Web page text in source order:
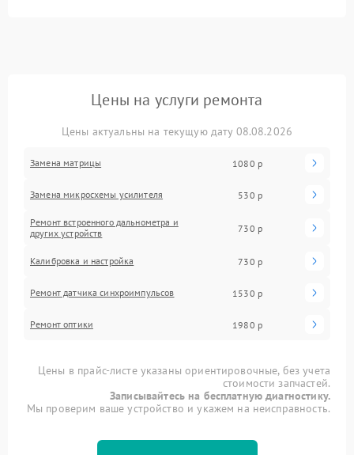
Цены на услуги ремонта
Цены актуальны на текущую дату 08.08.2026
Замена матрицы 1080 р
Замена микросхемы усилителя 530 р
Ремонт встроенного дальнометра и
других устройств
730 р
Калибровка и настройка 730 р
Ремонт датчика синхроимпульсов 1530 р
Ремонт оптики 1980 р
Цены в прайс-листе указаны ориентировочные, без учета
стоимости запчастей.
Записывайтесь на бесплатную диагностику.
Мы проверим ваше устройство и укажем на неисправность.